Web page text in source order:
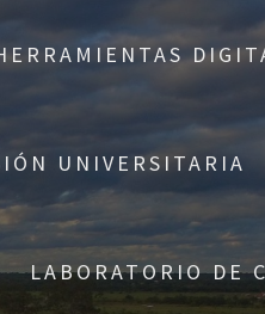
UNIVERSITARIA
LABORATORIO DE